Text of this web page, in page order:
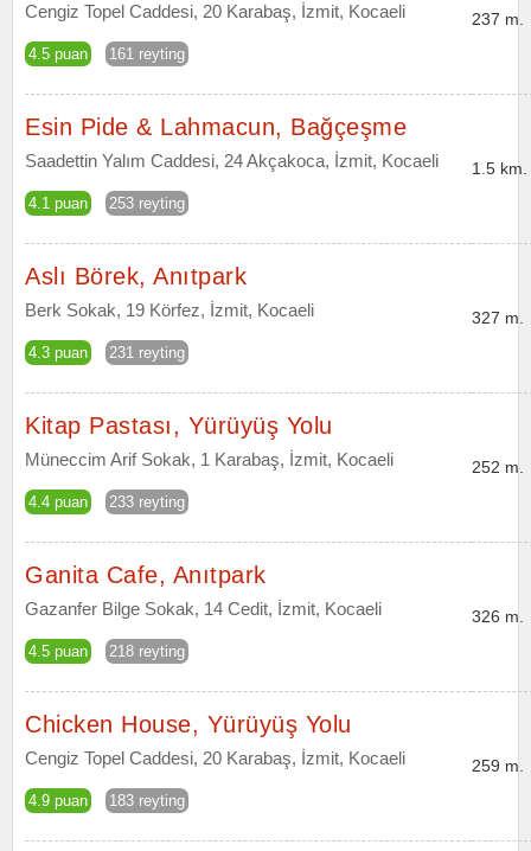
Cengiz Topel Caddesi, 20 Karabaş, İzmit, Kocaeli
4.5 puan 161 reyting
237 m.
Esin Pide & Lahmacun, Bağçeşme
Saadettin Yalım Caddesi, 24 Akçakoca, İzmit, Kocaeli
4.1 puan 253 reyting
1.5 km.
Aslı Börek, Anıtpark
Berk Sokak, 19 Körfez, İzmit, Kocaeli
4.3 puan 231 reyting
327 m.
Kitap Pastası, Yürüyüş Yolu
Müneccim Arif Sokak, 1 Karabaş, İzmit, Kocaeli
4.4 puan 233 reyting
252 m.
Ganita Cafe, Anıtpark
Gazanfer Bilge Sokak, 14 Cedit, İzmit, Kocaeli
4.5 puan 218 reyting
326 m.
Chicken House, Yürüyüş Yolu
Cengiz Topel Caddesi, 20 Karabaş, İzmit, Kocaeli
4.9 puan 183 reyting
259 m.